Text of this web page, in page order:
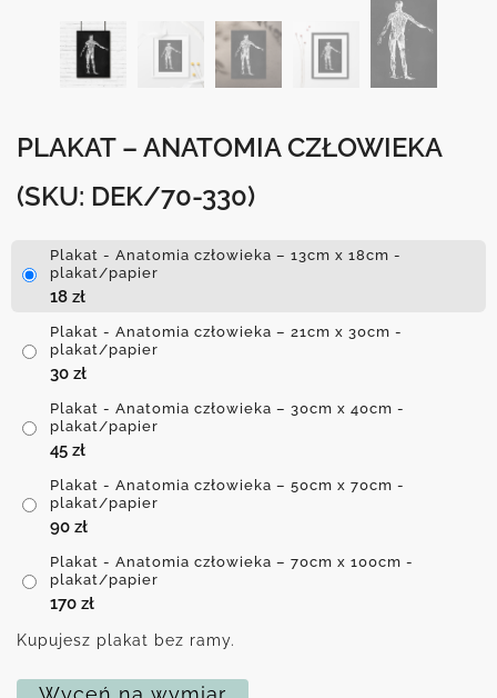
PLAKAT – ANATOMIA CZŁOWIEKA
(SKU: DEK/70-330)
Plakat - Anatomia człowieka – 13cm x 18cm -
plakat/papier
18 zł
Plakat - Anatomia człowieka – 21cm x 30cm -
plakat/papier
30 zł
Plakat - Anatomia człowieka – 30cm x 40cm -
plakat/papier
45 zł
Plakat - Anatomia człowieka – 50cm x 70cm -
plakat/papier
90 zł
Plakat - Anatomia człowieka – 70cm x 100cm -
plakat/papier
170 zł
Kupujesz plakat bez ramy.